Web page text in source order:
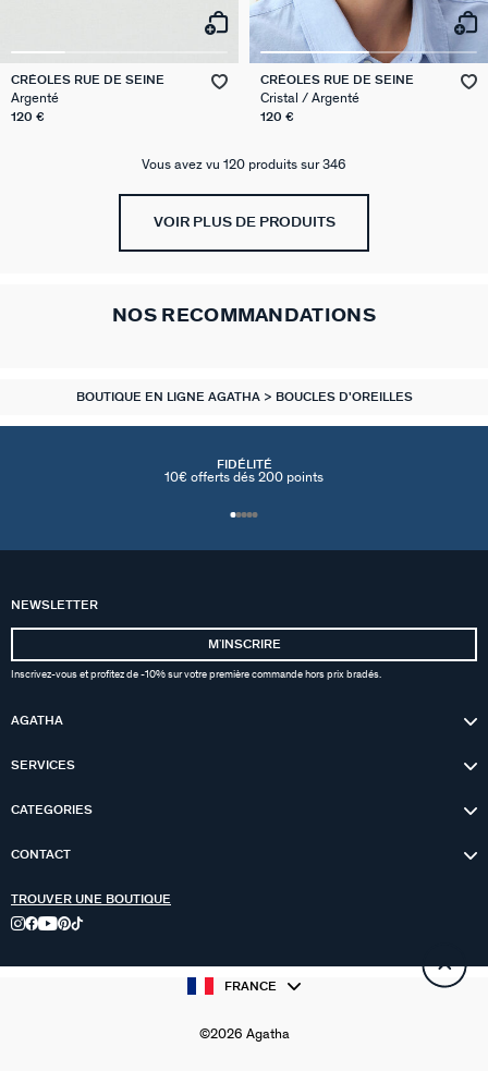
CRÉOLES RUE DE SEINE
Argenté
120 €
CRÉOLES RUE DE SEINE
Cristal / Argenté
120 €
Vous avez vu 120 produits sur 346
VOIR PLUS DE PRODUITS
NOS RECOMMANDATIONS
BOUTIQUE EN LIGNE AGATHA BOUCLES D'OREILLES
FIDÉLITÉ
10€ offerts dés 200 points
NEWSLETTER
MʼINSCRIRE
Inscrivez-vous et profitez de -10% sur votre première commande hors prix bradés.
AGATHA
SERVICES
CATEGORIES
CONTACT
TROUVER UNE BOUTIQUE
FRANCE
©2026 Agatha